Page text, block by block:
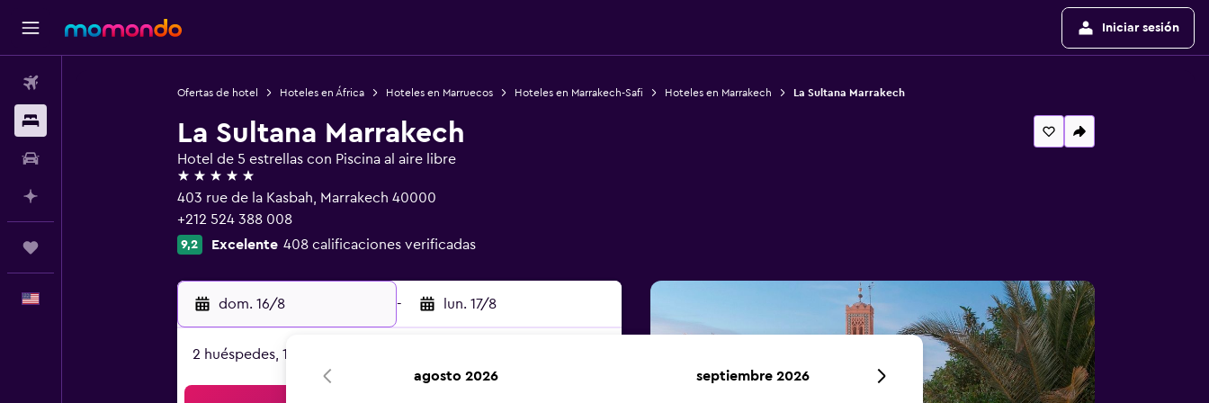
Iniciar sesión
Ofertas de hotel Hoteles en África Hoteles en Marruecos Hoteles en Marrakech-Safi Hoteles en Marrakech La Sultana Marrakech
La Sultana Marrakech
Hotel de 5 estrellas con Piscina al aire libre
5 estrellas
403 rue de la Kasbah, Marrakech 40000
+212 524 388 008
9,2 Excelente 408 calificaciones verificadas
dom. 16/8 - lun. 17/8
2 huéspedes, 1 habitación
agosto 2026 septiembre 2026